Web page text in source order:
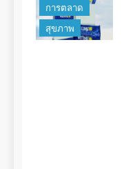
การตลาด
สุขภาพ